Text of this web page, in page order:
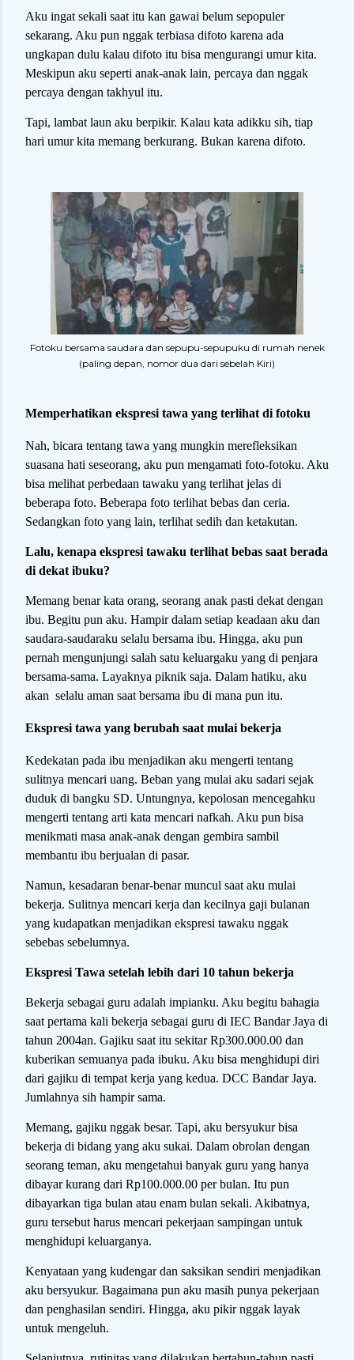
Aku ingat sekali saat itu kan gawai belum sepopuler
sekarang. Aku pun nggak terbiasa difoto karena ada
ungkapan dulu kalau difoto itu bisa mengurangi umur kita.
Meskipun aku seperti anak-anak lain, percaya dan nggak
percaya dengan takhyul itu.
Tapi, lambat laun aku berpikir. Kalau kata adikku sih, tiap
hari umur kita memang berkurang. Bukan karena difoto.
Fotoku bersama saudara dan sepupu-sepupuku di rumah nenek
(paling depan, nomor dua dari sebelah Kiri)
Memperhatikan ekspresi tawa yang terlihat di fotoku
Nah, bicara tentang tawa yang mungkin merefleksikan
suasana hati seseorang, aku pun mengamati foto-fotoku. Aku
bisa melihat perbedaan tawaku yang terlihat jelas di
beberapa foto. Beberapa foto terlihat bebas dan ceria.
Sedangkan foto yang lain, terlihat sedih dan ketakutan.
Lalu, kenapa ekspresi tawaku terlihat bebas saat berada
di dekat ibuku?
Memang benar kata orang, seorang anak pasti dekat dengan
ibu. Begitu pun aku. Hampir dalam setiap keadaan aku dan
saudara-saudaraku selalu bersama ibu. Hingga, aku pun
pernah mengunjungi salah satu keluargaku yang di penjara
bersama-sama. Layaknya piknik saja. Dalam hatiku, aku
akan selalu aman saat bersama ibu di mana pun itu.
Ekspresi tawa yang berubah saat mulai bekerja
Kedekatan pada ibu menjadikan aku mengerti tentang
sulitnya mencari uang. Beban yang mulai aku sadari sejak
duduk di bangku SD. Untungnya, kepolosan mencegahku
mengerti tentang arti kata mencari nafkah. Aku pun bisa
menikmati masa anak-anak dengan gembira sambil
membantu ibu berjualan di pasar.
Namun, kesadaran benar-benar muncul saat aku mulai
bekerja. Sulitnya mencari kerja dan kecilnya gaji bulanan
yang kudapatkan menjadikan ekspresi tawaku nggak
sebebas sebelumnya.
Ekspresi Tawa setelah lebih dari 10 tahun bekerja
Bekerja sebagai guru adalah impianku. Aku begitu bahagia
saat pertama kali bekerja sebagai guru di IEC Bandar Jaya di
tahun 2004an. Gajiku saat itu sekitar Rp300.000.00 dan
kuberikan semuanya pada ibuku. Aku bisa menghidupi diri
dari gajiku di tempat kerja yang kedua. DCC Bandar Jaya.
Jumlahnya sih hampir sama.
Memang, gajiku nggak besar. Tapi, aku bersyukur bisa
bekerja di bidang yang aku sukai. Dalam obrolan dengan
seorang teman, aku mengetahui banyak guru yang hanya
dibayar kurang dari Rp100.000.00 per bulan. Itu pun
dibayarkan tiga bulan atau enam bulan sekali. Akibatnya,
guru tersebut harus mencari pekerjaan sampingan untuk
menghidupi keluarganya.
Kenyataan yang kudengar dan saksikan sendiri menjadikan
aku bersyukur. Bagaimana pun aku masih punya pekerjaan
dan penghasilan sendiri. Hingga, aku pikir nggak layak
untuk mengeluh.